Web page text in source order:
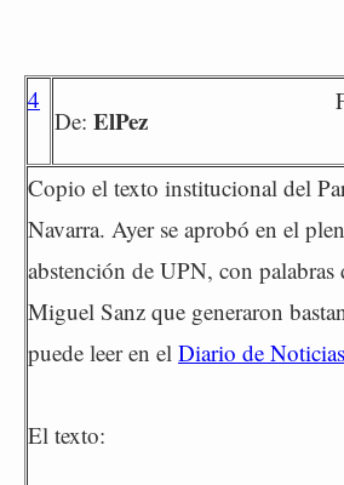
4
De: ElPez
Copio el texto institucional del
Navarra. Ayer se aprobó en el
abstención de UPN, con palabras
Miguel Sanz que generaron
puede leer en el Diario de Noticias
El texto: